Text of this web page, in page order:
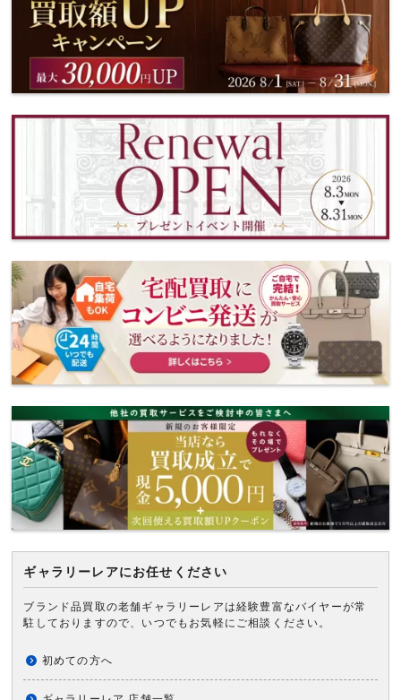
ギャラリーレアにお任せください
ブランド品買取の老舗ギャラリーレアは経験豊富なバイヤーが常
駐しておりますので、いつでもお気軽にご相談ください。
初めての方へ